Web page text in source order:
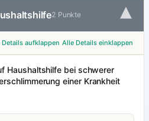
2 Punkte ▾
Details aufklappen Alle Details einklappen
Haushaltshilfe bei schwerer
einer Krankheit